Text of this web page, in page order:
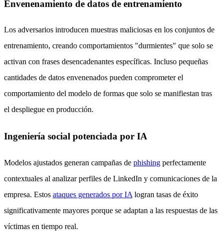
Envenenamiento de datos de entrenamiento
Los adversarios introducen muestras maliciosas en los conjuntos de
entrenamiento, creando comportamientos "durmientes" que solo se
activan con frases desencadenantes específicas. Incluso pequeñas
cantidades de datos envenenados pueden comprometer el
comportamiento del modelo de formas que solo se manifiestan tras
el despliegue en producción.
Ingeniería social potenciada por IA
Modelos ajustados generan campañas de phishing perfectamente
contextuales al analizar perfiles de LinkedIn y comunicaciones de la
empresa. Estos ataques generados por IA logran tasas de éxito
significativamente mayores porque se adaptan a las respuestas de las
víctimas en tiempo real.